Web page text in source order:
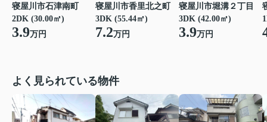
寝屋川市石津南町
2DK (30.00㎡)
3.9万円
寝屋川市香里北之町
3DK (55.44㎡)
7.2万円
寝屋川市堀溝２丁目
3DK (42.00㎡)
3.9万円
よく見られている物件